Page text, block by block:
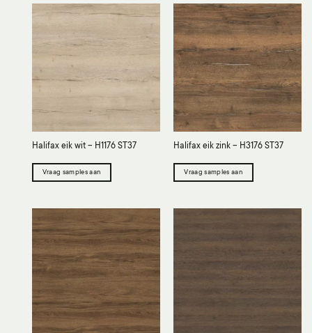
Halifax eik wit – H1176 ST37
Vraag samples aan
Halifax eik zink – H3176 ST37
Vraag samples aan